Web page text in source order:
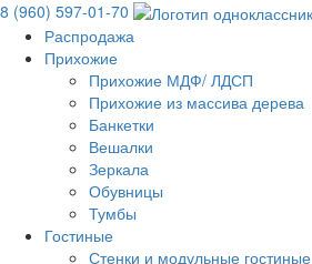
8 (960) 597-01-70
Распродажа
Прихожие
Прихожие МДФ/ ЛДСП
Прихожие из массива дерева
Банкетки
Вешалки
Зеркала
Обувницы
Тумбы
Гостиные
Стенки и модульные гостиные